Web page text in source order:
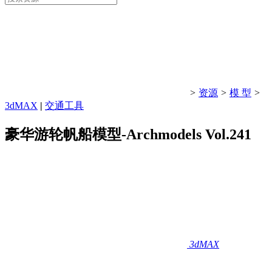
> 资源 > 模 型 >
3dMAX | 交通工具
豪华游轮帆船模型-Archmodels Vol.241
3dMAX